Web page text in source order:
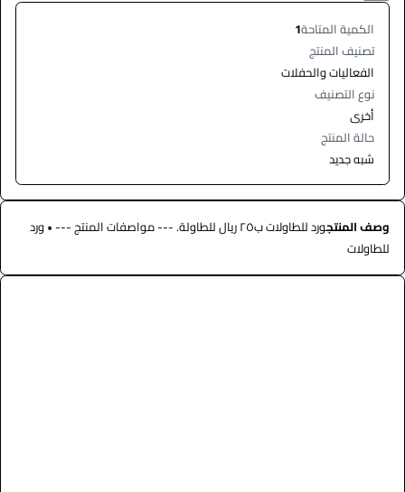
الكمية المتاحة1
تصنيف المنتج
الفعاليات والحفلات
نوع التصنيف
أخرى
حالة المنتج
شبه جديد
وصف المنتج
ورد للطاولات ب٢٥ ريال للطاولة. --- مواصفات المنتج --- • ورد
للطاولات